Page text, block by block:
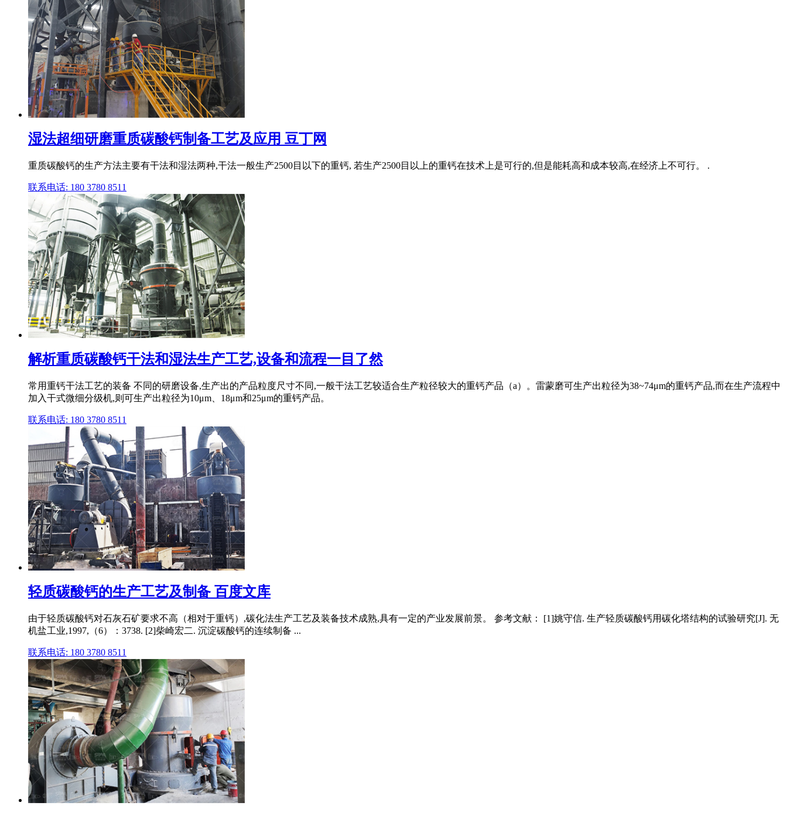
湿法超细研磨重质碳酸钙制备工艺及应用 豆丁网
重质碳酸钙的生产方法主要有干法和湿法两种,干法一般生产2500目以下的重钙, 若生产2500目以上的重钙在技术上是可行的,但是能耗高和成本较高,在经济上不可行。 .
联系电话: 180 3780 8511
解析重质碳酸钙干法和湿法生产工艺,设备和流程一目了然
常用重钙干法工艺的装备 不同的研磨设备,生产出的产品粒度尺寸不同,一般干法工艺较适合生产粒径较大的重钙产品（a）。雷蒙磨可生产出粒径为38~74μm的重钙产品,而在生产流程中
加入干式微细分级机,则可生产出粒径为10μm、18μm和25μm的重钙产品。
联系电话: 180 3780 8511
轻质碳酸钙的生产工艺及制备 百度文库
由于轻质碳酸钙对石灰石矿要求不高（相对于重钙）,碳化法生产工艺及装备技术成熟,具有一定的产业发展前景。 参考文献： [1]姚守信. 生产轻质碳酸钙用碳化塔结构的试验研究[J]. 无
机盐工业,1997,（6）：3738. [2]柴崎宏二. 沉淀碳酸钙的连续制备 ...
联系电话: 180 3780 8511